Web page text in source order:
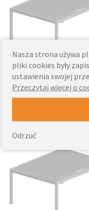
DOSTOSUJ
od
Pergola
Nasza strona używa
pliki cookies były
ustawienia swojej
Przeczytaj więcej o
Odrzuć